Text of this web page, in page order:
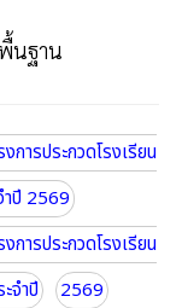
นฐาน
การประกวดโรงเรียน
ำปี 2569
การประกวดโรงเรียน
จำปี 2569